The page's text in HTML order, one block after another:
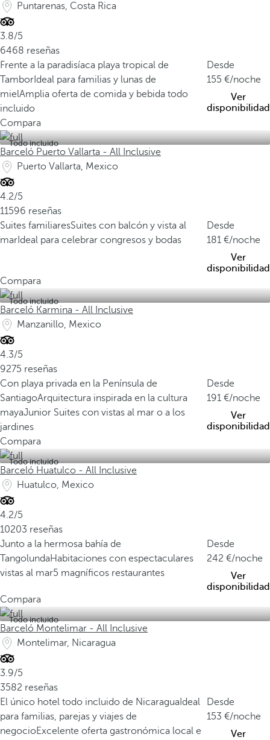
Puntarenas, Costa Rica
3.8/5
6468 reseñas
Frente a la paradisíaca playa tropical de
Tambor Ideal para familias y lunas de
mielAmplia oferta de comida y bebida todo
incluido
Desde
155
/noche
Ver
disponibilidad
Compara
Todo incluido
Barceló Puerto Vallarta - All Inclusive
Puerto Vallarta, Mexico
4.2/5
11596 reseñas
Suites familiaresSuites con balcón y vista al
mar Ideal para celebrar congresos y bodas
Desde
181
/noche
Ver
disponibilidad
Compara
Todo incluido
Barceló Karmina - All Inclusive
Manzanillo, Mexico
4.3/5
9275 reseñas
Con playa privada en la Península de
SantiagoArquitectura inspirada en la cultura
mayaJunior Suites con vistas al mar o a los
jardines
Desde
191
/noche
Ver
disponibilidad
Compara
Todo incluido
Barceló Huatulco - All Inclusive
Huatulco, Mexico
4.2/5
10203 reseñas
Junto a la hermosa bahía de
TangolundaHabitaciones con espectaculares
vistas al mar5 magníficos restaurantes
Desde
242
/noche
Ver
disponibilidad
Compara
Todo incluido
Barceló Montelimar - All Inclusive
Montelimar, Nicaragua
3.9/5
3582 reseñas
El único hotel todo incluido de Nicaragua Ideal
para familias, parejas y viajes de
negocioExcelente oferta gastronómica local e
Desde
153
/noche
Ver